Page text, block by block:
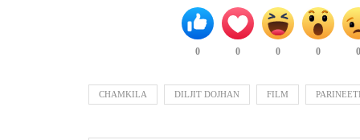
0 0 0 0
CHAMKILA DILJIT DOJHAN FILM